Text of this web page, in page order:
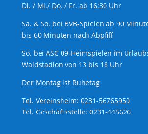
Di. / Mi./ Do. / Fr. ab 16:30 Uhr
Sa. & So. bei BVB-Spielen ab 90
bis 60 Minuten nach Abpfiff
So. bei ASC 09-Heimspielen im
Waldstadion von 13 bis 18 Uhr
Der Montag ist Ruhetag
Tel. Vereinsheim: 0231-56765950
Tel. Geschäftsstelle: 0231-445626